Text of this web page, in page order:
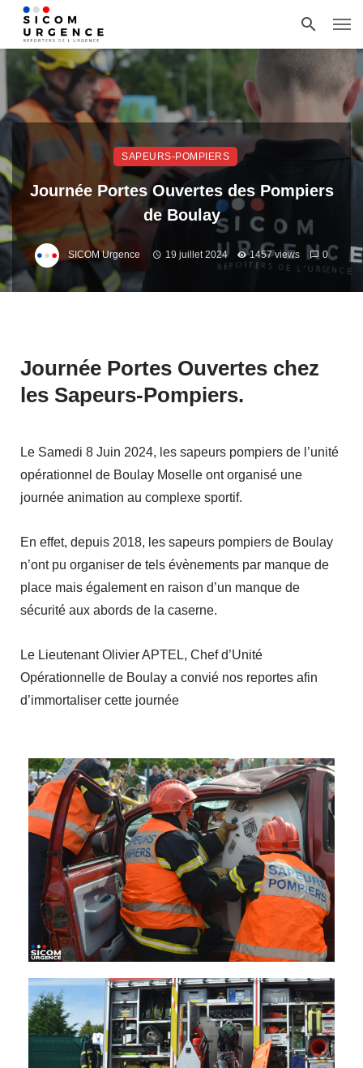
SAPEURS-POMPIERS
Journée Portes Ouvertes des Pompiers
de Boulay
SICOM Urgence 19 juillet 2024 1457 views 0
Journée Portes Ouvertes chez
les Sapeurs-Pompiers.
Le Samedi 8 Juin 2024, les sapeurs pompiers de l’unité
opérationnel de Boulay Moselle ont organisé une
journée animation au complexe sportif.
En effet, depuis 2018, les sapeurs pompiers de Boulay
n’ont pu organiser de tels évènements par manque de
place mais également en raison d’un manque de
sécurité aux abords de la caserne.
Le Lieutenant Olivier APTEL, Chef d’Unité
Opérationnelle de Boulay a convié nos reportes afin
d’immortaliser cette journée